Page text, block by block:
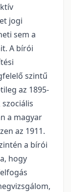
jogi
sem a
A bírói
szintű
az 1895-
a magyar
az 1911.
a bírói
hogy